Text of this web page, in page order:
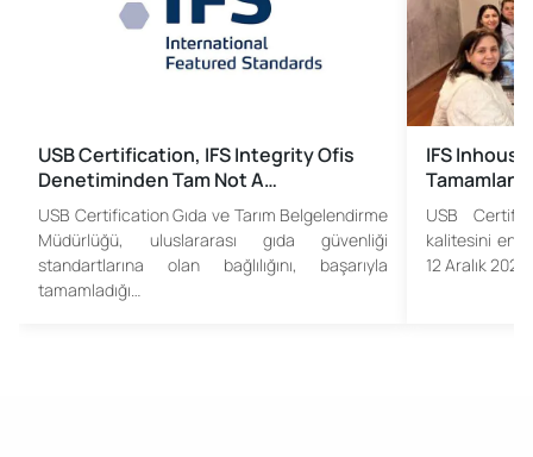
USB Certification, IFS Integrity Ofis
Denetiminden Tam Not A…
USB Certification Gıda ve Tarım Belgelendirme
Müdürlüğü, uluslararası gıda güvenliği
standartlarına olan bağlılığını, başarıyla
tamamladığı…
IFS
USB
kalitesini en
12 Aralık